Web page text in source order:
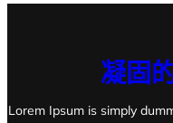
凝固
Lorem Ipsum is simply